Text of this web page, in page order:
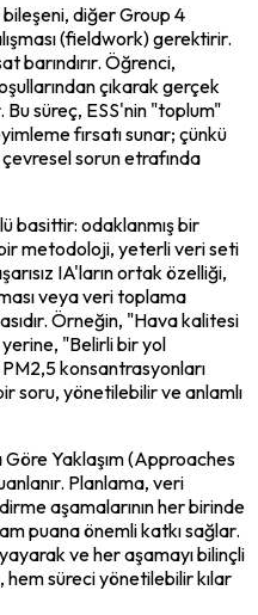
diğer Group 4
(fieldwork) gerektirir.
barındırır. Öğrenci,
çıkarak gerçek
süreç, ESS'nin "toplum"
fırsatı sunar; çünkü
sorun etrafında
basittir: odaklanmış bir
metodoloji, yeterli veri seti
IA'ların ortak özelliği,
veya veri toplama
Örneğin, "Hava kalitesi
"Belirli bir yol
konsantrasyonları
soru, yönetilebilir ve anlamlı
Yaklaşım (Approaches
Planlama, veri
aşamalarının her birinde
puana önemli katkı sağlar.
ve her aşamayı bilinçli
süreci yönetilebilir kılar